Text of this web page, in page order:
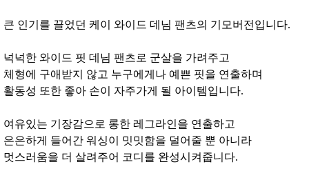
큰 인기를 끌었던 케이 와이드 데님 팬츠의 기모버전입니다.
넉넉한 와이드 핏 데님 팬츠로 군살을 가려주고
체형에 구애받지 않고 누구에게나 예쁜 핏을 연출하며
활동성 또한 좋아 손이 자주가게 될 아이템입니다.
여유있는 기장감으로 롱한 레그라인을 연출하고
은은하게 들어간 워싱이 밋밋함을 덜어줄 뿐 아니라
멋스러움을 더 살려주어 코디를 완성시켜줍니다.